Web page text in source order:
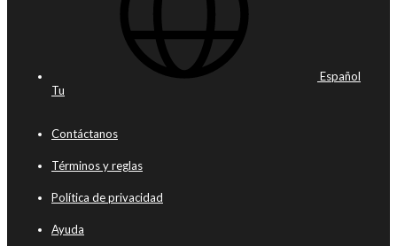
Español
Tu
Contáctanos
Términos y reglas
Política de privacidad
Ayuda